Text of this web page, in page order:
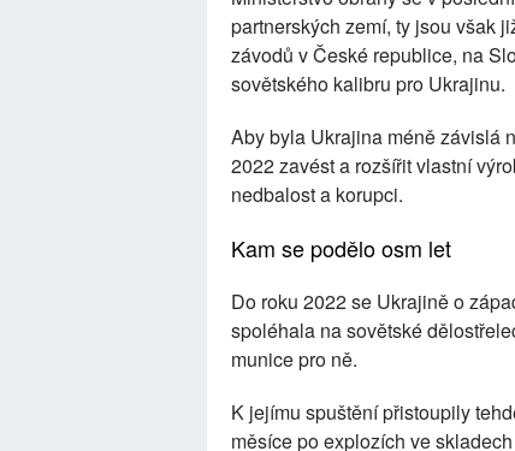
partnerských zemí, ty jsou však
závodů v České republice, na
sovětského kalibru pro Ukrajinu.
Aby byla Ukrajina méně závislá
2022 zavést a rozšířit vlastní
nedbalost a korupci.
Kam se podělo osm let
Do roku 2022 se Ukrajině o
spoléhala na sovětské
munice pro ně.
K jejímu spuštění přistoupily
měsíce po explozích ve